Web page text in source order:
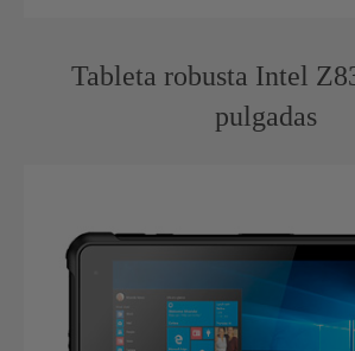
Tableta robusta Intel
pulgadas